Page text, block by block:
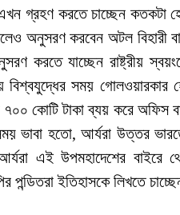
এখন গ্রহণ করতে চাচ্ছেন কতকটা
অনুসরণ করবেন অটল
করতে যাচ্ছেন রাষ্ট্রীয়
বিশ্বযুদ্ধের সময় গোলওয়ারকার
৭০০ কোটি টাকা ব্যয় করে অফিস
ভাবা হতো, আর্যরা উত্তর
এই উপমহাদেশের
পন্ডিতরা ইতিহাসকে লিখতে